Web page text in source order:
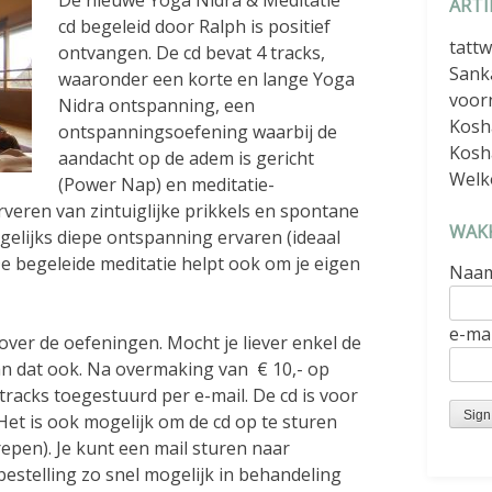
cd begeleid door Ralph is positief
ontvangen. De cd bevat 4 tracks,
waaronder een korte en lange Yoga
Nidra ontspanning, een
ontspanningsoefening waarbij de
aandacht op de adem is gericht
(Power Nap) en meditatie-
van zintuiglijke prikkels en spontane
diepe ontspanning ervaren (ideaal
begeleide meditatie helpt ook om je eigen
de oefeningen. Mocht je liever enkel de
dat ook. Na overmaking van € 10,- op
toegestuurd per e-mail. De cd is voor
is ook mogelijk om de cd op te sturen
Je kunt een mail sturen naar
zo snel mogelijk in behandeling
e-